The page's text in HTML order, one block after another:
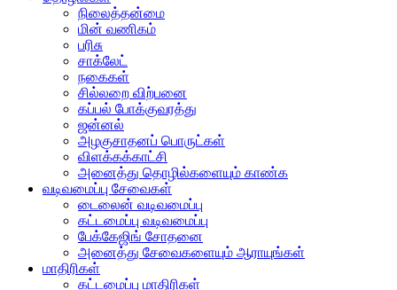
நிலைத்தன்மை
மின் வணிகம்
பரிசு
சாக்லேட்
நகைகள்
சில்லறை விற்பனை
கப்பல் போக்குவரத்து
ஜன்னல்
அழகுசாதனப் பொருட்கள்
விளக்கக்காட்சி
அனைத்து தொழில்களையும் காண்க
வடிவமைப்பு சேவைகள்
டைலைன் வடிவமைப்பு
கட்டமைப்பு வடிவமைப்பு
பேக்கேஜிங் சோதனை
அனைத்து சேவைகளையும் ஆராயுங்கள்
மாதிரிகள்
கட்டமைப்பு மாதிரிகள்